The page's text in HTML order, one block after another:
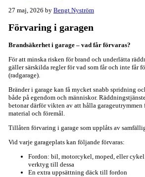
27 maj, 2026 by Bengt Nyström
Förvaring i garagen
Brandsäkerhet i garage – vad får förvaras?
För att minska risken för brand och underlätta
gäller särskilda regler för vad som får och inte får
(radgarage).
Bränder i garage kan få mycket snabb spridning
både på egendom och människor.
betonar därför vikten av att hålla garageutrymmen
material och föremål.
Tillåten förvaring i garage som upplåts av
Vid varje garageplats kan följande förvaras:
Fordon: bil, motorcykel, moped, eller
verktyg till dessa
En extra uppsättning däck till fordon